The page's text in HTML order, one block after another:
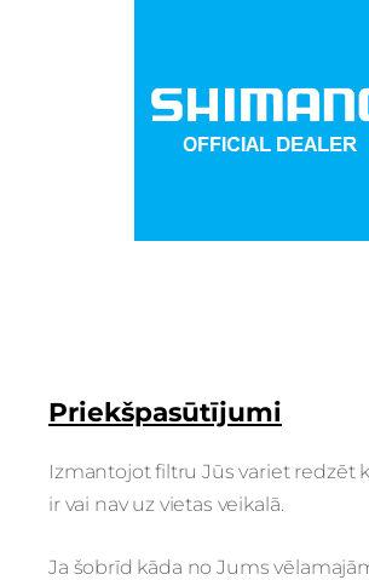
Priekšpasūtījumi
Izmantojot filtru Jūs variet redzēt
ir vai nav uz vietas veikalā.
Ja šobrīd kāda no Jums